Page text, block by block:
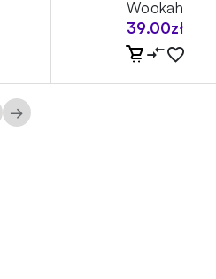
Wookah
39.00zł
→